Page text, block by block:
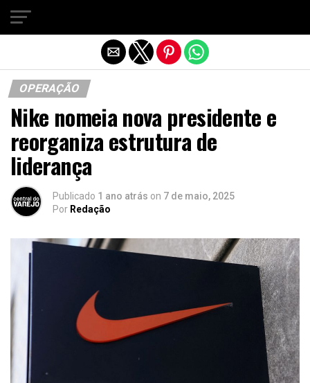
OPERAÇÃO
Nike nomeia nova presidente e
reorganiza estrutura de
liderança
Publicado 1 ano atrás on 7 de maio, 2025
Por Redação